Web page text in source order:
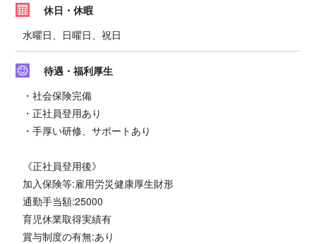
休日・休暇
水曜日、日曜日、祝日
待遇・福利厚生
・社会保険完備
・正社員登用あり
・手厚い研修、サポートあり
《正社員登用後》
加入保険等:雇用労災健康厚生財形
通勤手当額:25000
育児休業取得実績有
賞与制度の有無:あり